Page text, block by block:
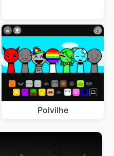
Polvilhe